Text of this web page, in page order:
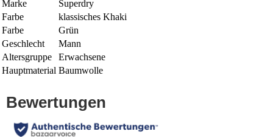
Marke
Superdry
Farbe
klassisches Khaki
Farbe
Grün
Geschlecht
Mann
Altersgruppe
Erwachsene
Hauptmaterial Baumwolle